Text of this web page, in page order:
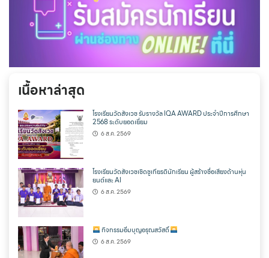
เนื้อหาล่าสุด
โรงเรียนวัดสังเวช รับรางวัล IQA AWARD ประจำปีการศึกษา
2568 ระดับยอดเยี่ยม
6 ส.ค. 2569
โรงเรียนวัดสังเวชเชิดชูเกียรตินักเรียน ผู้สร้างชื่อเสียงด้านหุ่น
ยนต์และ AI
6 ส.ค. 2569
กิจกรรมอิ่มบุญอรุณสวัสดิ์
6 ส.ค. 2569